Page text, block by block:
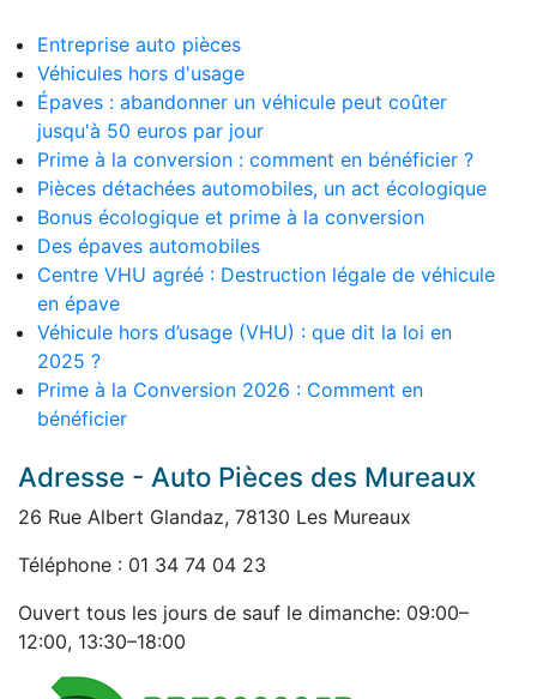
Entreprise auto pièces
Véhicules hors d'usage
Épaves : abandonner un véhicule peut coûter
jusqu'à 50 euros par jour
Prime à la conversion : comment en bénéficier ?
Pièces détachées automobiles, un act écologique
Bonus écologique et prime à la conversion
Des épaves automobiles
Centre VHU agréé : Destruction légale de véhicule
en épave
Véhicule hors d’usage (VHU) : que dit la loi en
2025 ?
Prime à la Conversion 2026 : Comment en
bénéficier
Adresse - Auto Pièces des Mureaux
26 Rue Albert Glandaz, 78130 Les Mureaux
Téléphone : 01 34 74 04 23
Ouvert tous les jours de sauf le dimanche: 09:00–
12:00, 13:30–18:00